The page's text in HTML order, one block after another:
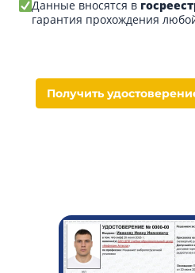
Данные вносятся в
гарантия прохождения
Получить